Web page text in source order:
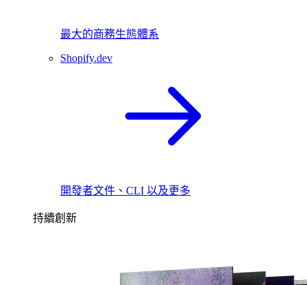
最大的商務生態體系
Shopify.dev
開發者文件、CLI 以及更多
持續創新